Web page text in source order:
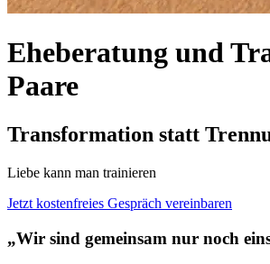
Eheberatung und
Paare
Transformation statt
Liebe kann man trainieren
Jetzt kostenfreies Gespräch vereinbaren
„Wir sind gemeinsam nur noch